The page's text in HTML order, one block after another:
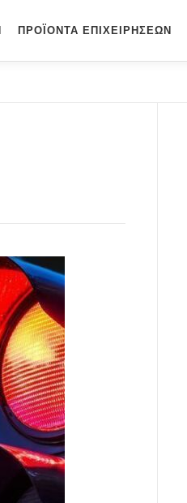
ΠΡΟΪΌΝΤΑ ΕΠΙΧΕΙΡΉΣΕΩΝ